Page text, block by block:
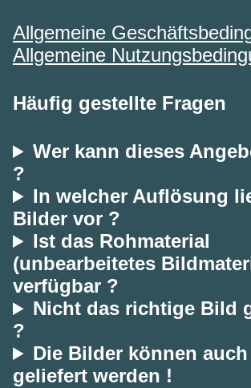
Allgemeine
Allgemeine
Häufig gestellte Fragen
Wer kann dieses
?
In welcher Auflösung
Bilder vor ?
Ist das Rohmaterial
(unbearbeitetes
verfügbar ?
Nicht das richtige Bild
?
Die Bilder können
geliefert werden !